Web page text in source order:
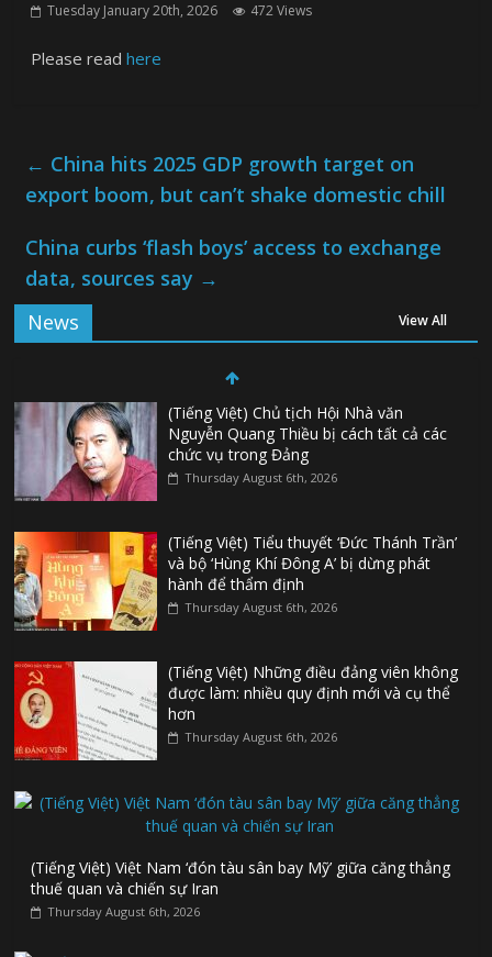
Tuesday January 20th, 2026 472 Views
Please readhere
← China hits 2025 GDP growth target on
export boom, but can’t shake domestic chill
China curbs ‘flash boys’ access to exchange
data, sources say →
News
View All
(Tiếng Việt) Chủ tịch Hội Nhà văn
Nguyễn Quang Thiều bị cách tất cả các
chức vụ trong Đảng
Thursday August 6th, 2026
(Tiếng Việt) Tiểu thuyết ‘Đức Thánh Trần’
và bộ ‘Hùng Khí Đông A’ bị dừng phát
hành để thẩm định
Thursday August 6th, 2026
(Tiếng Việt) Những điều đảng viên không
được làm: nhiều quy định mới và cụ thể
hơn
Thursday August 6th, 2026
(Tiếng Việt) Việt Nam ‘đón tàu sân bay Mỹ’ giữa căng thẳng
thuế quan và chiến sự Iran
Thursday August 6th, 2026